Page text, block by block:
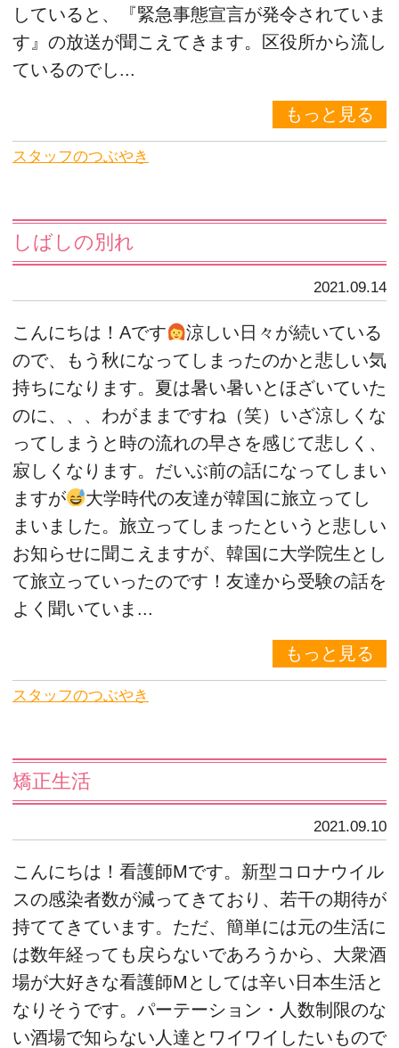
していると、『緊急事態宣言が発令されていま
す』の放送が聞こえてきます。区役所から流し
ているのでし...
もっと見る
スタッフのつぶやき
しばしの別れ
2021.09.14
こんにちは！Aです
涼しい日々が続いている
ので、もう秋になってしまったのかと悲しい気
持ちになります。夏は暑い暑いとほざいていた
のに、、、わがままですね（笑）いざ涼しくな
ってしまうと時の流れの早さを感じて悲しく、
寂しくなります。だいぶ前の話になってしまい
ますが
大学時代の友達が韓国に旅立ってし
まいました。旅立ってしまったというと悲しい
お知らせに聞こえますが、韓国に大学院生とし
て旅立っていったのです！友達から受験の話を
よく聞いていま...
もっと見る
スタッフのつぶやき
矯正生活
2021.09.10
こんにちは！看護師Mです。新型コロナウイル
スの感染者数が減ってきており、若干の期待が
持ててきています。ただ、簡単には元の生活に
は数年経っても戻らないであろうから、大衆酒
場が大好きな看護師Mとしては辛い日本生活と
なりそうです。パーテーション・人数制限のな
い酒場で知らない人達とワイワイしたいもので